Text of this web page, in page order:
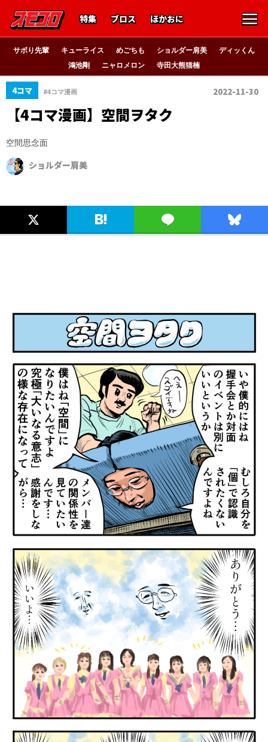
特集 ブロス ほかおに
サボり先輩 キューライス めごちも ショルダー肩美
ディッくん
鴻池剛
ニャロメロン 寺田大熊猫楠
4コマ #4コマ漫画 2022-11-30
【4コマ漫画】空間ヲタク
空間思念面
ショルダー肩美